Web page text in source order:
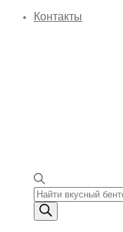
Контакты
Поиск товаров